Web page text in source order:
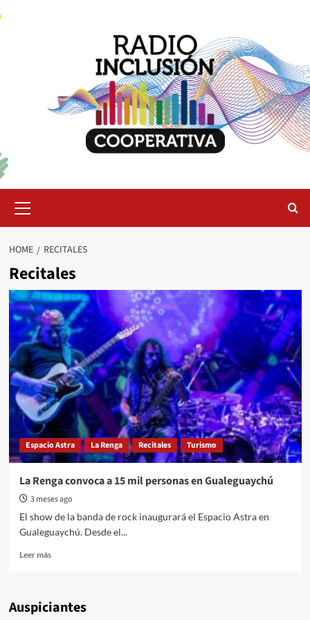
Menu
HOME RECITALES
Recitales
Espacio Astra La Renga Recitales Turismo
La Renga convoca a 15 mil personas en Gualeguaychú
3 meses ago
El show de la banda de rock inaugurará el Espacio Astra en
Gualeguaychú. Desde el...
Leer másRead
Renga
Auspiciantes